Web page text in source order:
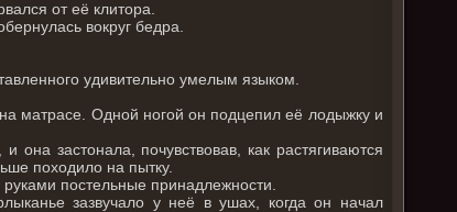
от её клитора.
вокруг бедра.
удивительно умелым языком.
матрасе. Одной ногой он подцепил её лодыжку и
она застонала, почувствовав, как растягиваются
походило на пытку.
постельные принадлежности.
зазвучало у неё в ушах, когда он начал